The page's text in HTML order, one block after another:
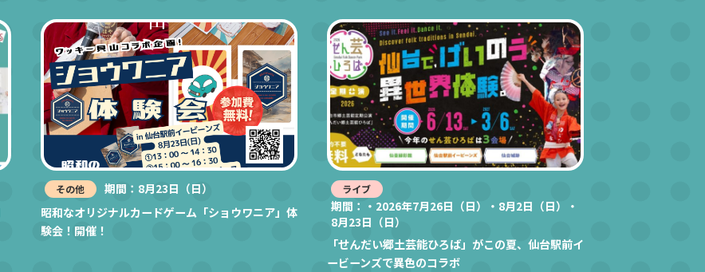
その他
期間：8月23日（日）
昭和なオリジナルカードゲーム「ショウワニア」体
験会！開催！
ライブ
期間：・2026年7月26日（日）・8月2日（日）・
8月23日（日）
「せんだい郷土芸能ひろば」がこの夏、仙台駅前イ
ービーンズで異色のコラボ